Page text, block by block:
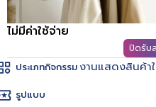
ไม่มีค่าใช้จ่าย
ปิดรับ
ประเภทกิจกรรม งานแสดงสินค้า
รูปแบบ